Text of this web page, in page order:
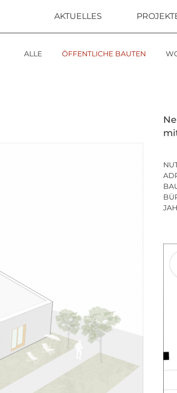
AKTUELLES
ALLE ÖFFENTLICHE BAUTEN